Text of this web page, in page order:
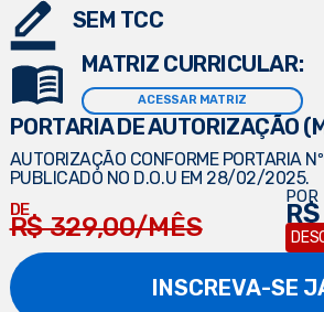
SEM TCC
MATRIZ CURRICULAR:
ACESSAR MATRIZ
PORTARIA DE AUTORIZAÇÃO
AUTORIZAÇÃO CONFORME PORTARIA
PUBLICADO NO D.O.U EM 28/02/2025.
DE
R$ 329,00/MÊS
POR
INSCREVA-SE